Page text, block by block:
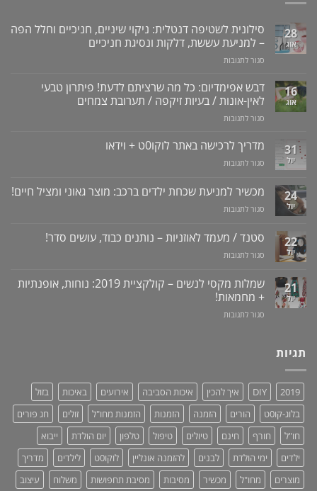
28
אוג
סילונית לשטיפה דנטלית: ניקוי שיניים, חניכיים וחלל הפה
– למניעת עששת, דלקות ונסיגת חניכיים
סגור לתגובות
לשטיפה
דנטלית:
ניקוי
שיניים,
וחלל
–
עששת,
ונסיגת
16
אוג
דבש אפימדיום: כל מה שרציתם לדעת! פיתרון טבעי
לאין-אונות / בעיות זיקפה / תערובת צמחים
סגור לתגובות
אפימדיום:
כל
מה
לדעת!
טבעי
/
זיקפה
תערובת
צמחים
31
יול
מדריך לרכישה באתר לוקו0ט + וידאו
סגור לתגובות
באתר
וידאו
24
יול
מכשיר למניעת שכחת ילדים ברכב: מוצר גאוני ומציל חיים!
סגור לתגובות
שכחת
ילדים
מוצר
גאוני
ומציל
חיים!
22
יול
סטנד / מעמד לאוזניות – נותנים כבוד, עושים סדר!
סגור לתגובות
מעמד
לאוזניות
21
יול
שמלות מקסי לנשים – קולקציית 2019: נוחות, אופנתיות
+ מחמאות!
סגור לתגובות
2019:
נוחות,
אופנתיות
+
מחמאות!
תגיות
2019
DIY איך להכין איכות הסביבה אירועים באיכות
בזול
בלוג-קו0ט
הורים הזמנה הזמנות הזמנות מחו"ל זולים
חג פורים
חו"ל
חורף חינם טיולים טיפול טלפון יום הולדת
ייבוא
ילדים
ימי הולדת לבנים להזמנה אונליין לוקו0ט לילדים
מדריך
מוצרים
מחו"ל מכשיר מסיבות מסיבת תחפושות משלוח
עיצוב